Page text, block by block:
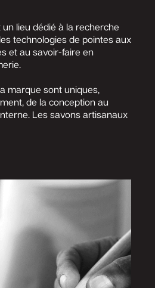
un lieu dédié à la recherche
technologies de pointes aux
et au savoir-faire en
marque sont uniques,
de la conception au
Les savons artisanaux